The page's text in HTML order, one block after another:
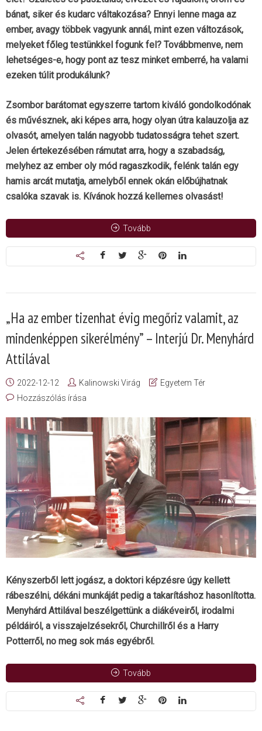
bánat, siker és kudarc váltakozása? Ennyi lenne maga az
ember, avagy többek vagyunk annál, mint ezen változások,
melyeket főleg testünkkel fogunk fel? Továbbmenve, nem
lehetséges-e, hogy pont az tesz minket emberré, ha valami
ezeken túlit produkálunk?
Zsombor barátomat egyszerre tartom kiváló gondolkodónak
és művésznek, aki képes arra, hogy olyan útra kalauzolja az
olvasót, amelyen talán nagyobb tudatosságra tehet szert.
Jelen értekezésében rámutat arra, hogy a szabadság,
melyhez az ember oly mód ragaszkodik, felénk talán egy
hamis arcát mutatja, amelyből ennek okán előbújhatnak
csalóka szavak is. Kívánok hozzá kellemes olvasást!
Tovább
„Ha az ember tizenhat évig megőriz valamit, az
mindenképpen sikerélmény” – Interjú Dr. Menyhárd
Attilával
2022-12-12 Kalinowski Virág
Egyetem Tér
Hozzászólás írása
Kényszerből lett jogász, a doktori képzésre úgy kellett
rábeszélni, dékáni munkáját pedig a takarításhoz hasonlította.
Menyhárd Attilával beszélgettünk a diákéveiről, irodalmi
példáiról, a visszajelzésekről, Churchillről és a Harry
Potterről, no meg sok más egyébről.
Tovább